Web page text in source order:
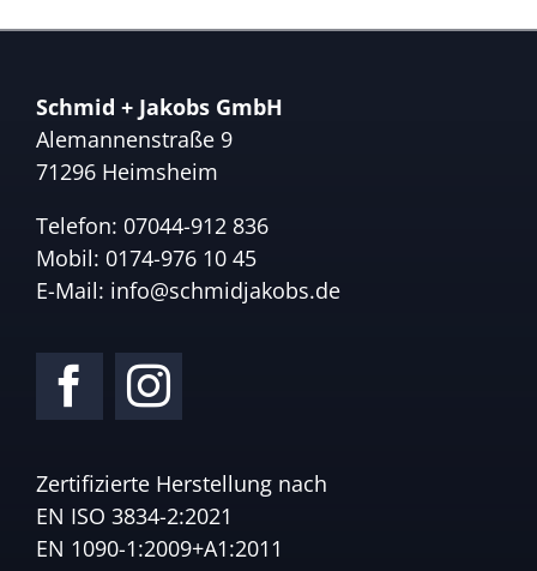
Schmid + Jakobs GmbH
Alemannenstraße 9
71296 Heimsheim
Telefon: 07044-912 836
Mobil: 0174-976 10 45
E-Mail: info@schmidjakobs.de
Zertifizierte Herstellung nach
EN ISO 3834-2:2021
EN 1090-1:2009+A1:2011